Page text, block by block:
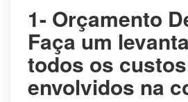
1- Orçamento
Faça um
todos os custos
envolvidos na